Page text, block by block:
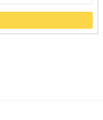
hàng nhanh chóng.